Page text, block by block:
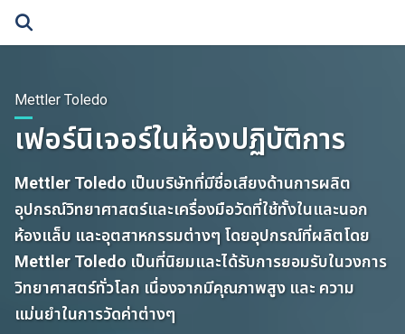
Skip
Mettler Toledo
เฟอร์นิเจอร์ในห้องปฏิบัติการ
Mettler Toledo เป็นบริษัทที่มีชื่อเสียงด้านการผลิต
อุปกรณ์วิทยาศาสตร์และเครื่องมือวัดที่ใช้ทั้งในและนอก
ห้องแล็บ และอุตสาหกรรมต่างๆ โดยอุปกรณ์ที่ผลิตโดย
Mettler Toledo เป็นที่นิยมและได้รับการยอมรับในวงการ
วิทยาศาสตร์ทั่วโลก เนื่องจากมีคุณภาพสูง และ ความ
แม่นยำในการวัดค่าต่างๆ